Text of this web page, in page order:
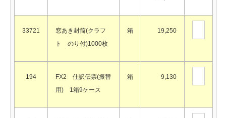
33721
窓あき封筒(クラフ
ト のり付)1000枚
箱 19,250
194
FX2 仕訳伝票(振替
用) 1箱9ケース
箱 9,130